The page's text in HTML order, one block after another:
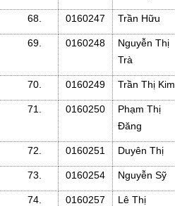
68. 0160247 Trần Hữu
69. 0160248
Nguyễn Thị
Trà
70. 0160249 Trần Thị Kim
71. 0160250
Phạm Thị
Đăng
72. 0160251 Duyên Thị
73. 0160254 Nguyễn Sỹ
74. 0160257 Lê Thị